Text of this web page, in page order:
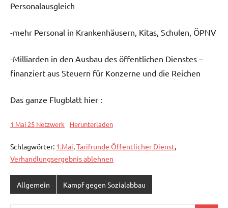
Personalausgleich
-mehr Personal in Krankenhäusern, Kitas, Schulen, ÖPNV
-Milliarden in den Ausbau des öffentlichen Dienstes –
finanziert aus Steuern für Konzerne und die Reichen
Das ganze Flugblatt hier :
1 Mai 25 Netzwerk Herunterladen
Schlagwörter: 1.Mai,Tarifrunde Öffentlicher Dienst,
Verhandlungsergebnis ablehnen
Allgemein Kampf gegen Sozialabbau